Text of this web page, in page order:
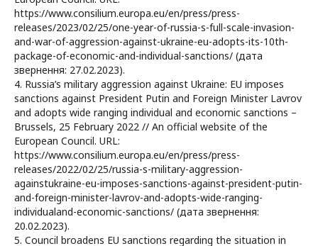
https://www.consilium.europa.eu/en/press/press-
releases/2023/02/25/one-year-of-russia-s-full-scale-invasion-
and-war-of-aggression-against-ukraine-eu-adopts-its-10th-
package-of-economic-and-individual-sanctions/ (дата
звернення: 27.02.2023).
4. Russia’s military aggression against Ukraine: EU imposes
sanctions against President Putin and Foreign Minister Lavrov
and adopts wide ranging individual and economic sanctions –
Brussels, 25 February 2022 // An official website of the
European Council. URL:
https://www.consilium.europa.eu/en/press/press-
releases/2022/02/25/russia-s-military-aggression-
againstukraine-eu-imposes-sanctions-against-president-putin-
and-foreign-minister-lavrov-and-adopts-wide-ranging-
individualand-economic-sanctions/ (дата звернення:
20.02.2023).
5. Council broadens EU sanctions regarding the situation in